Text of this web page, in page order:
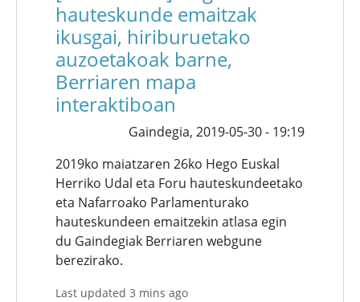
hauteskunde emaitzak
ikusgai, hiriburuetako
auzoetakoak barne,
Berriaren mapa
interaktiboan
Gaindegia, 2019-05-30 - 19:19
2019ko maiatzaren 26ko Hego Euskal
Herriko Udal eta Foru hauteskundeetako
eta Nafarroako Parlamenturako
hauteskundeen emaitzekin atlasa egin
du Gaindegiak Berriaren webgune
berezirako.
Last updated 3 mins ago